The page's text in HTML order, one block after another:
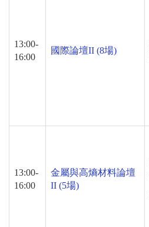
13:00-
16:00
國際論壇II (8場)
13:00-
16:00
金屬與高熵材料論壇
II (5場)